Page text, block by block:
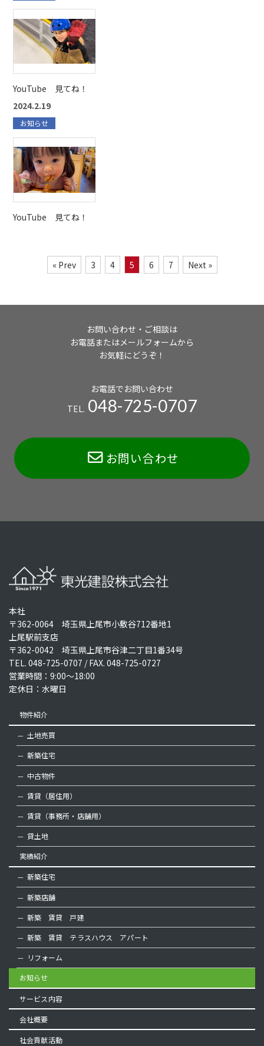
YouTube 見てね！
2024.2.19
お知らせ
YouTube 見てね！
« Prev 3 4 5 6 7 Next »
お問い合わせ・ご相談は
お電話またはメールフォームから
お気軽にどうぞ！
お電話でお問い合わせ
TEL. 048-725-0707
お問い合わせ
本社
〒362-0064 埼玉県上尾市小敷谷712番地1
上尾駅前支店
〒362-0042 埼玉県上尾市谷津二丁目1番34号
TEL. 048-725-0707 / FAX. 048-725-0727
営業時間：9:00～18:00
定休日：水曜日
物件紹介
土地売買
新築住宅
中古物件
賃貸（居住用）
賃貸（事務所・店舗用）
貸土地
実績紹介
新築住宅
新築店舗
新築 賃貸 戸建
新築 賃貸 テラスハウス アパート
リフォーム
お知らせ
サービス内容
会社概要
社会貢献活動